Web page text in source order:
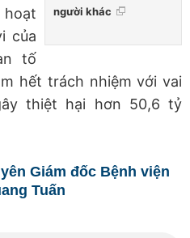
người khác
của
tố
hết trách nhiệm với vai
thiệt hại hơn 50,6 tỷ
Giám đốc Bệnh viện
Tuấn